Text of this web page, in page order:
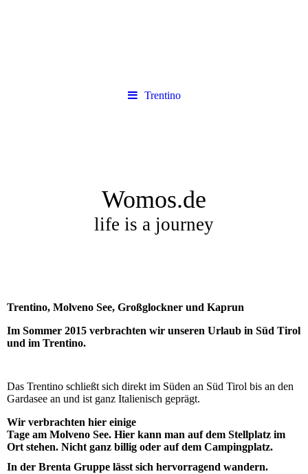
Trentino
Womos.de
life is a journey
Trentino, Molveno See, Großglockner und Kaprun
Im Sommer 2015 verbrachten wir unseren Urlaub in Süd Tirol
und im Trentino.
Das Trentino schließt sich direkt im Süden an Süd Tirol bis an den
Gardasee an und ist ganz Italienisch geprägt.
Wir verbrachten hier einige
Tage am Molveno See. Hier kann man auf dem Stellplatz im
Ort stehen. Nicht ganz billig oder auf dem Campingplatz.
In der Brenta Gruppe lässt sich hervorragend wandern.